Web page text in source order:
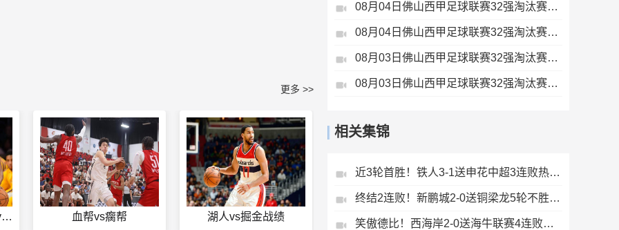
更多 >>
网球直播在线观看cctv5+ 血帮vs瘸帮 湖人vs掘金战绩
08月04日佛山西甲足球联赛32强淘汰赛广东西南建设VS香港圣徒全场录像
08月04日佛山西甲足球联赛32强淘汰赛藝品高國際VS湛江狂狼·粵辉能源全场录像
08月03日佛山西甲足球联赛32强淘汰赛广东客家青年VS广州英华思力U17全场录像
08月03日佛山西甲足球联赛32强淘汰赛广州蜀地红VS广州戴拿模全场录像
相关集锦
近3轮首胜！铁人3-1送申花中超3连败热菲尼奥双响邦本宜裕传射
终结2连败！新鹏城2-0送铜梁龙5轮不胜37岁姜至鹏破门韦斯利建功
笑傲德比！西海岸2-0送海牛联赛4连败海牛仍垫底西海岸升至第二